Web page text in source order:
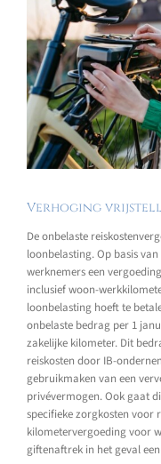
Verhoging
De onbelaste
loonbelasting. Op basis
werknemers een
inclusief woon-
loonbelasting hoeft te
onbelaste bedrag per 1
zakelijke kilometer. Dit
reiskosten door IB-
gebruikmaken van een
privévermogen. Ook gaat
specifieke zorgkosten voor
kilometervergoeding voor
giftenaftrek in het geval